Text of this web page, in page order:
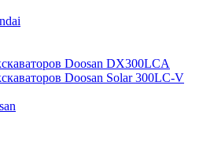
Doosan DX300LCA
Doosan Solar 300LC-V